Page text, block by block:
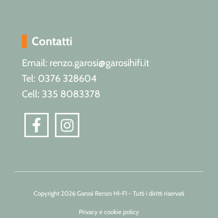
Contatti
Email: renzo.garosi@garosihifi.it
Tel: 0376 328604
Cell: 335 8083378
Copyright 2026 Garosi Renzo HI-FI - Tutti i diritti riservati
Privacy e cookie policy